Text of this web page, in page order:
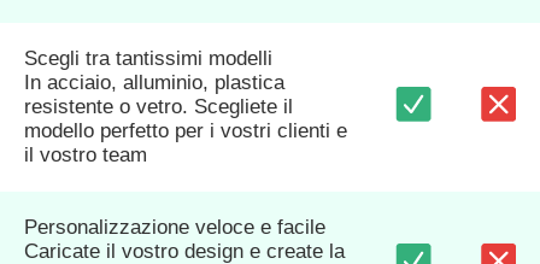
Scegli tra tantissimi modelli
In acciaio, alluminio, plastica
resistente o vetro. Scegliete il
modello perfetto per i vostri clienti e
il vostro team
Personalizzazione veloce e facile
Caricate il vostro design e create la